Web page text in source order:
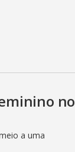
no
a uma